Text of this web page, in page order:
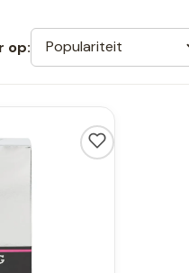
op: Populariteit